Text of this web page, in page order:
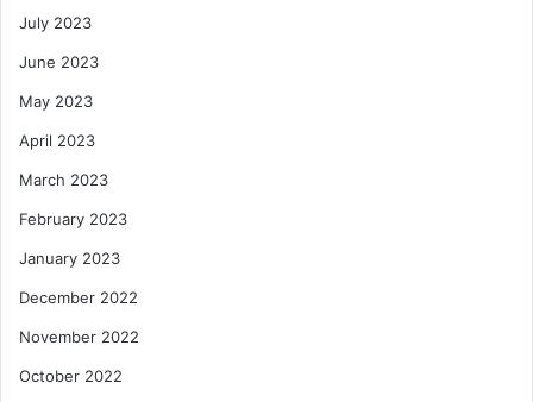
July 2023
June 2023
May 2023
April 2023
March 2023
February 2023
January 2023
December 2022
November 2022
October 2022